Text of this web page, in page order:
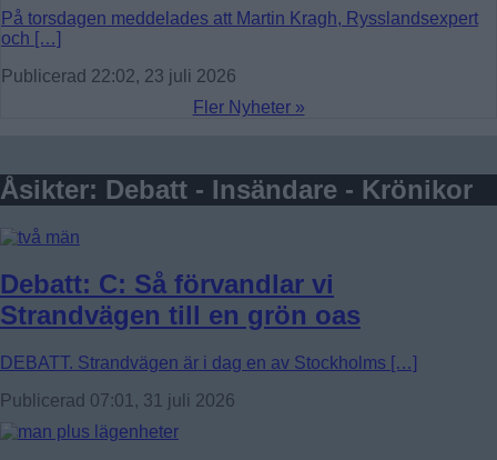
På torsdagen meddelades att Martin Kragh, Rysslandsexpert
och […]
Publicerad 22:02, 23 juli 2026
Fler Nyheter »
Åsikter: Debatt - Insändare - Krönikor
Debatt: C: Så förvandlar vi
Strandvägen till en grön oas
DEBATT. Strandvägen är i dag en av Stockholms […]
Publicerad 07:01, 31 juli 2026